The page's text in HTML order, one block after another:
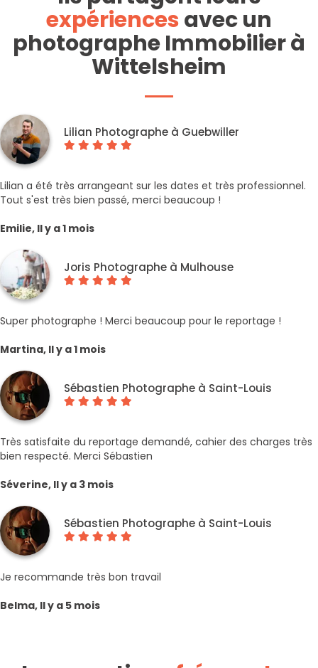
expériencesavec un
photographe Immobilier à
Wittelsheim
Lilian Photographe à Guebwiller
Lilian a été très arrangeant sur les dates et très professionnel.
Tout s'est très bien passé, merci beaucoup !
Emilie, Il y a 1 mois
Joris Photographe à Mulhouse
Super photographe ! Merci beaucoup pour le reportage !
Martina, Il y a 1 mois
Sébastien Photographe à Saint-Louis
Très satisfaite du reportage demandé, cahier des charges très
bien respecté. Merci Sébastien
Séverine, Il y a 3 mois
Sébastien Photographe à Saint-Louis
Je recommande très bon travail
Belma, Il y a 5 mois